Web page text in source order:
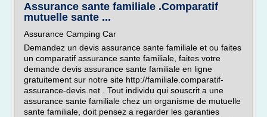
Assurance sante familiale .Comparatif
mutuelle sante ...
Assurance Camping Car
Demandez un devis assurance sante familiale et ou faites
un comparatif assurance sante familiale, faites votre
demande devis assurance sante familiale en ligne
gratuitement sur notre site http://familiale.comparatif-
assurance-devis.net . Tout individu qui souscrit a une
assurance sante familiale chez un organisme de mutuelle
sante familiale, doit pensez a regarder les garanties